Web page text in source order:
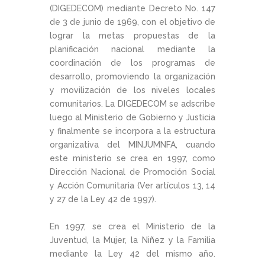
(DIGEDECOM) mediante Decreto No. 147
de 3 de junio de 1969, con el objetivo de
lograr la metas propuestas de la
planificación nacional mediante la
coordinación de los programas de
desarrollo, promoviendo la organización
y movilización de los niveles locales
comunitarios. La DIGEDECOM se adscribe
luego al Ministerio de Gobierno y Justicia
y finalmente se incorpora a la estructura
organizativa del MINJUMNFA, cuando
este ministerio se crea en 1997, como
Dirección Nacional de Promoción Social
y Acción Comunitaria (Ver artículos 13, 14
y 27 de la Ley 42 de 1997).
En 1997, se crea el Ministerio de la
Juventud, la Mujer, la Niñez y la Familia
mediante la Ley 42 del mismo año.